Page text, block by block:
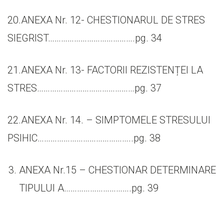
20.ANEXA Nr. 12- CHESTIONARUL DE STRES
SIEGRIST………………………………….pg. 34
21.ANEXA Nr. 13- FACTORII REZISTENȚEI LA
STRES………………………………………pg. 37
22.ANEXA Nr. 14. – SIMPTOMELE STRESULUI
PSIHIC……………………………………..pg. 38
ANEXA Nr.15 – CHESTIONAR DETERMINARE
TIPULUI A………………………….pg. 39